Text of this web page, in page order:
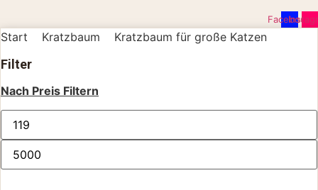
Facebook
Start Kratzbaum Kratzbaum für große Katzen
Filter
Nach Preis Filtern